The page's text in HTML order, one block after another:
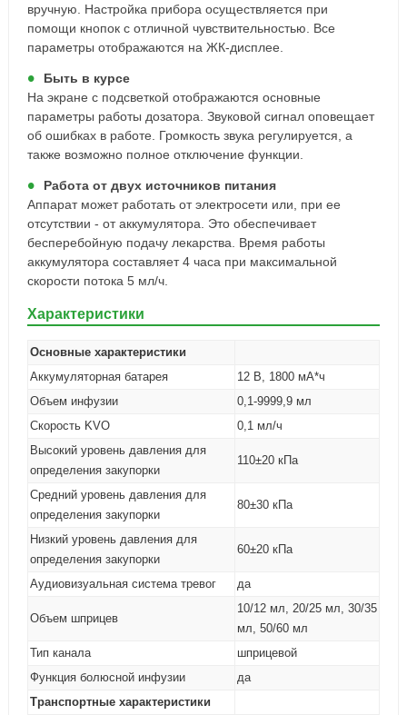
вручную. Настройка прибора осуществляется при
помощи кнопок с отличной чувствительностью. Все
параметры отображаются на ЖК-дисплее.
Быть в курсе
На экране с подсветкой отображаются основные
параметры работы дозатора. Звуковой сигнал оповещает
об ошибках в работе. Громкость звука регулируется, а
также возможно полное отключение функции.
Работа от двух источников питания
Аппарат может работать от электросети или, при ее
отсутствии - от аккумулятора. Это обеспечивает
бесперебойную подачу лекарства. Время работы
аккумулятора составляет 4 часа при максимальной
скорости потока 5 мл/ч.
Характеристики
Основные характеристики
Аккумуляторная батарея
12 В, 1800 мА*ч
Объем инфузии
0,1-9999,9 мл
Скорость KVO
0,1 мл/ч
Высокий уровень давления для
определения закупорки
110±20 кПа
Средний уровень давления для
определения закупорки
80±30 кПа
Низкий уровень давления для
определения закупорки
60±20 кПа
Аудиовизуальная система тревог да
Объем шприцев
10/12 мл, 20/25 мл, 30/35
мл, 50/60 мл
Тип канала
шприцевой
Функция болюсной инфузии
да
Транспортные характеристики